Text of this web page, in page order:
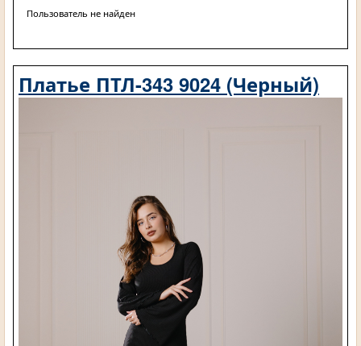
Пользователь не найден
Платье ПТЛ-343 9024 (Черный)